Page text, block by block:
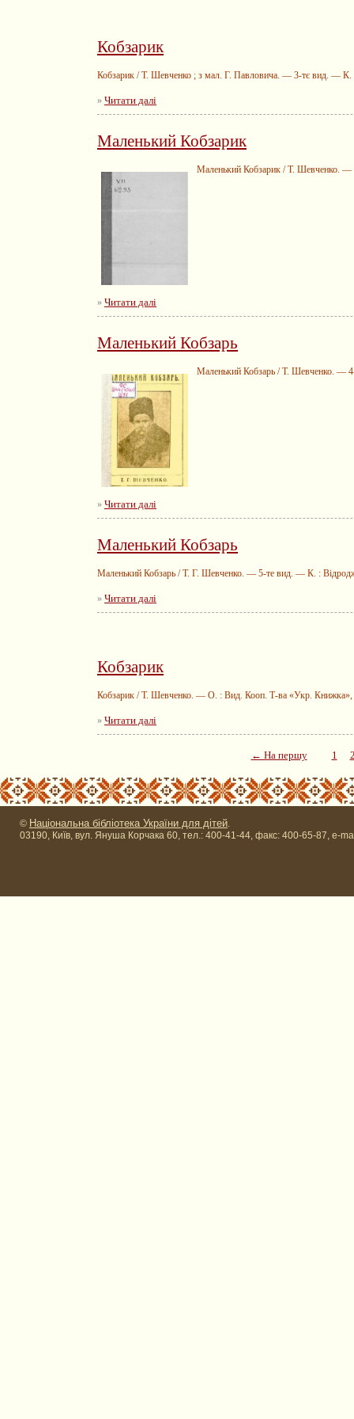
Кобзарик
Кобзарик / Т. Шевченко ; з мал. Г. Павловича. — 3-тє вид. —
» Читати далі
Маленький Кобзарик
Маленький Кобзарик / Т. Шевченко.
» Читати далі
Маленький Кобзарь
Маленький Кобзарь / Т. Шевченко. —
» Читати далі
Маленький Кобзарь
Маленький Кобзарь / Т. Г. Шевченко. — 5-те вид. — К. :
» Читати далі
Кобзарик
Кобзарик / Т. Шевченко. — О. : Вид. Кооп. Т-ва «Укр.
» Читати далі
← На першу 1
© Національна бібліотека України для дітей.
03190, Київ, вул. Януша Корчака 60, тел.: 400-41-44, факс: 400-65-87, e-